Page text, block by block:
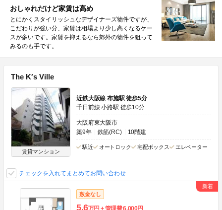
おしゃれだけど家賃は高め
とにかくスタイリッシュなデザイナーズ物件ですが、
こだわりが強い分、家賃は相場より少し高くなるケー
スが多いです。家賃を抑えるなら郊外の物件を狙って
みるのも手です。
The K′s Ville
賃貸マンション
近鉄大阪線 布施駅 徒歩5分
千日前線 小路駅 徒歩10分
大阪府東大阪市
築9年
鉄筋(RC) 10階建
駅近 オートロック 宅配ボックス エレベーター
チェックを入れてまとめてお問い合わせ
敷金なし
5.6万円 管理費6,000円